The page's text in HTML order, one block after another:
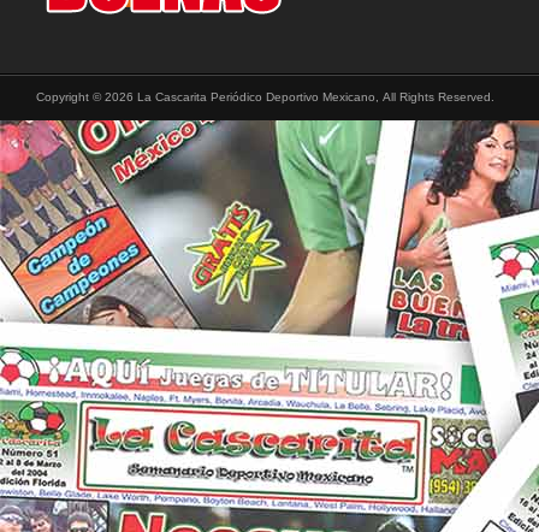
Copyright © 2026 La Cascarita Periódico Deportivo Mexicano, All Rights Reserved.